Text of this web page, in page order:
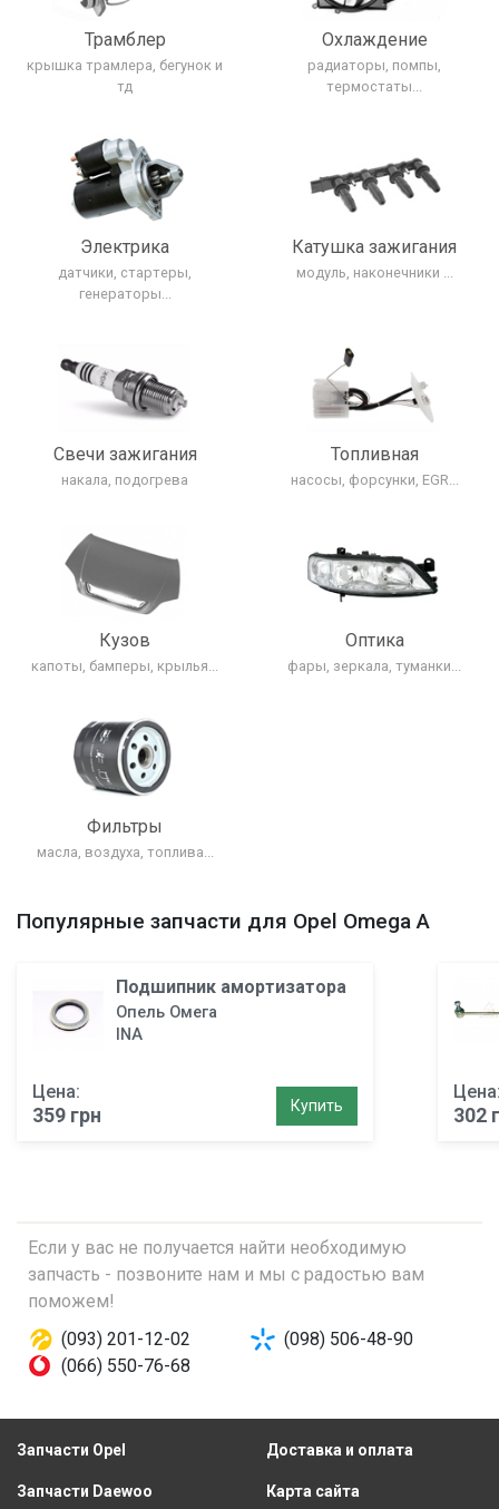
Трамблер
крышка трамлера, бегунок и
тд
Охлаждение
радиаторы, помпы,
термостаты...
Электрика
датчики, стартеры,
генераторы...
Катушка зажигания
модуль, наконечники ...
Свечи зажигания
накала, подогрева
Топливная
насосы, форсунки, EGR...
Кузов
капоты, бамперы, крылья...
Оптика
фары, зеркала, туманки...
Фильтры
масла, воздуха, топлива...
Популярные запчасти для Opel Omega A
Подшипник амортизатора
Опель Омега
INA
Цена:
359 грн Купить 302
Если у вас не получается найти необходимую
запчасть - позвоните нам и мы с радостью вам
поможем!
(093) 201-12-02
(098) 506-48-90
(066) 550-76-68
Запчасти Opel
Запчасти Daewoo
Доставка и оплата
Карта сайта